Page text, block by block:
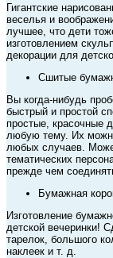
Гигантские
веселья и
лучшее, что дети
изготовлением
декорации для
Сшитые
Вы когда-нибудь
быстрый и простой
простые, красочные
любую тему. Их
любых случаев.
тематических
прежде чем
Бумажная
Изготовление
детской вечеринки!
тарелок, большого
наклеек и т. д.